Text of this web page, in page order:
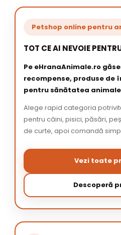
Petshop online pentru
TOT CE AI NEVOIE
Pe eHranaAnimale.ro
recompense, produse de
pentru sănătatea
Alege rapid categoria
pentru câini, pisici, păsări,
de curte, apoi comandă
Vezi toate
Descoperă